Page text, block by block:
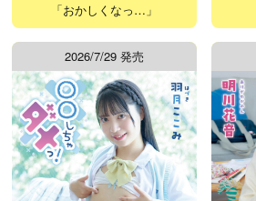
「おかしくなっ…」
2026/7/29 発売